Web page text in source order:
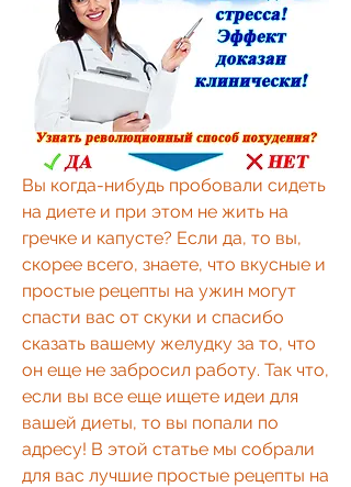
Вы когда-нибудь пробовали сидеть
на диете и при этом не жить на
гречке и капусте? Если да, то вы,
скорее всего, знаете, что вкусные и
простые рецепты на ужин могут
спасти вас от скуки и спасибо
сказать вашему желудку за то, что
он еще не забросил работу. Так что,
если вы все еще ищете идеи для
вашей диеты, то вы попали по
адресу! В этой статье мы собрали
для вас лучшие простые рецепты на